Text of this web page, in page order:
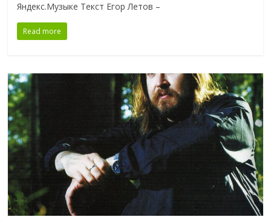
Яндекс.Музыке Текст Егор Летов –
Read more